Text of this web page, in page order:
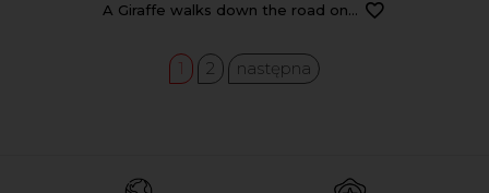
A Giraffe walks down the road on a rainy day
1 2 następna